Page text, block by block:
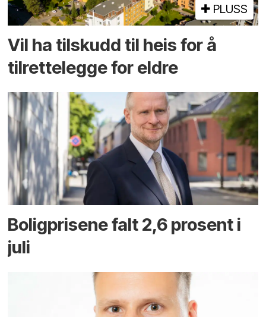
PLUSS
Vil ha tilskudd til heis for å
tilrettelegge for eldre
Boligprisene falt 2,6 prosent i
juli